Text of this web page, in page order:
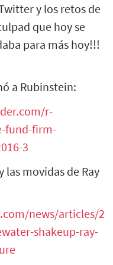
y los retos de
que hoy se
para más hoy!!!
a Rubinstein:
r-
fund-firm-
3
movidas de Ray
news/articles/
shakeup-ray-